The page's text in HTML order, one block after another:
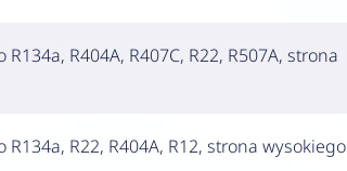
R404A, R407C, R22, R507A, strona
R22, R404A, R12, strona wysokiego